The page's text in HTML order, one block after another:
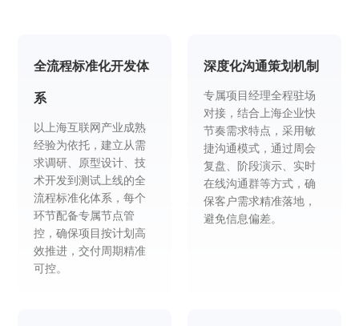
全流程标准化开发体
系
以上海互联网产业成熟
经验为依托，建立从需
求调研、原型设计、技
术开发到测试上线的全
流程标准化体系，每个
环节配备专属节点管
控，确保项目按计划高
效推进，交付周期精准
可控。
深度化沟通策划机制
专属项目经理全程驻场
对接，结合上海企业快
节奏需求特点，采用敏
捷沟通模式，通过周会
复盘、阶段演示、实时
在线沟通群等方式，确
保客户需求精准落地，
避免信息偏差。